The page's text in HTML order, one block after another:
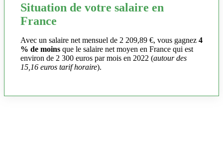
Situation de votre salaire en
France
Avec un salaire net mensuel de 2 209,89 €, vous gagnez 4
% de moins que le salaire net moyen en France qui est
environ de 2 300 euros par mois en 2022 (autour des
15,16 euros tarif horaire).